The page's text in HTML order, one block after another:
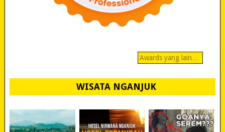
Awards yang lain…
WISATA NGANJUK